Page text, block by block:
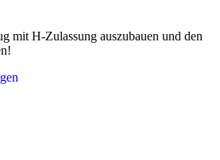
mit H-Zulassung auszubauen und den